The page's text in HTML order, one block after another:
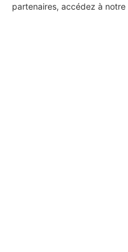
partenaires, accédez à notre